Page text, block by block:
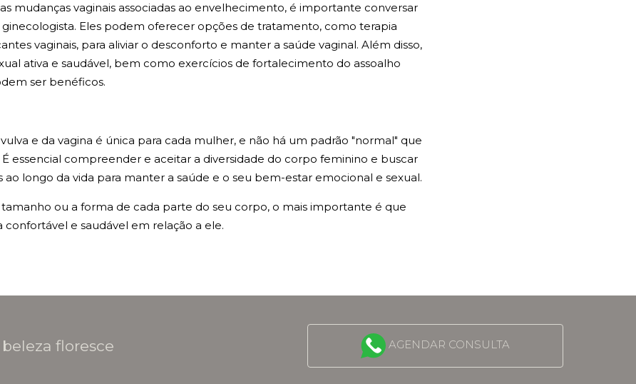
mudanças vaginais associadas ao envelhecimento, é importante conversar
Eles podem oferecer opções de tratamento, como terapia
vaginais, para aliviar o desconforto e manter a saúde vaginal. Além disso,
ativa e saudável, bem como exercícios de fortalecimento do assoalho
ser benéficos.
e da vagina é única para cada mulher, e não há um padrão "normal" que
essencial compreender e aceitar a diversidade do corpo feminino e buscar
ao longo da vida para manter a saúde e o seu bem-estar emocional e sexual.
ou a forma de cada parte do seu corpo, o mais importante é que
confortável e saudável em relação a ele.
floresce AGENDAR CONSULTA